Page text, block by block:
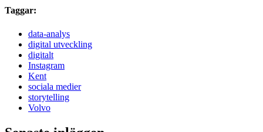
Taggar:
data-analys
digital utveckling
digitalt
Instagram
Kent
sociala medier
storytelling
Volvo